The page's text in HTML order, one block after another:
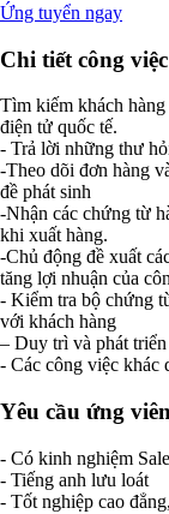
Ứng tuyển ngay
Chi tiết công việc
Tìm kiếm khách
điện tử quốc tế.
- Trả lời những thư
-Theo dõi đơn hàng
đề phát sinh
-Nhận các chứng từ
khi xuất hàng.
-Chủ động đề xuất
tăng lợi nhuận của
- Kiểm tra bộ chứng
với khách hàng
– Duy trì và phát
- Các công việc khác
Yêu cầu ứng viên
- Có kinh nghiệm
- Tiếng anh lưu loát
- Tốt nghiệp cao